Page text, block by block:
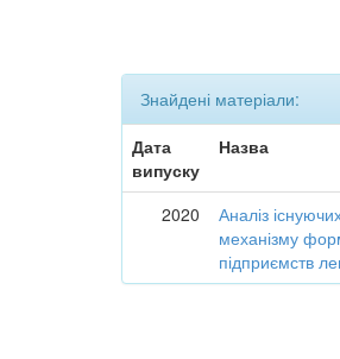
Знайдені матеріали:
Дата
випуску
Назва
2020
Аналіз
механізму
підприємств